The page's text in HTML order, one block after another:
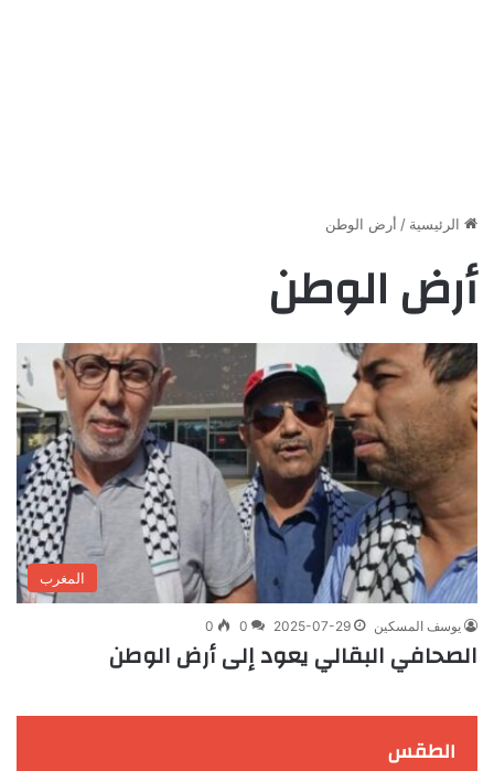
الرئيسية / أرض الوطن
أرض الوطن
المغرب
يوسف المسكين 2025-07-29
0
0
الصحافي البقالي يعود إلى أرض الوطن
الطقس